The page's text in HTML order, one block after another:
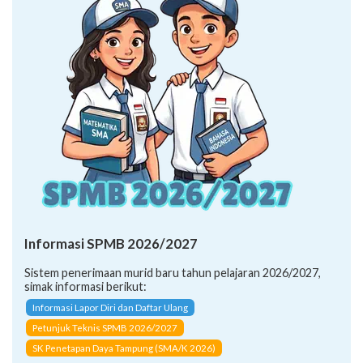
Informasi SPMB 2026/2027
Sistem penerimaan murid baru tahun pelajaran 2026/2027,
simak informasi berikut:
Informasi Lapor Diri dan Daftar Ulang
Petunjuk Teknis SPMB 2026/2027
SK Penetapan Daya Tampung (SMA/K 2026)